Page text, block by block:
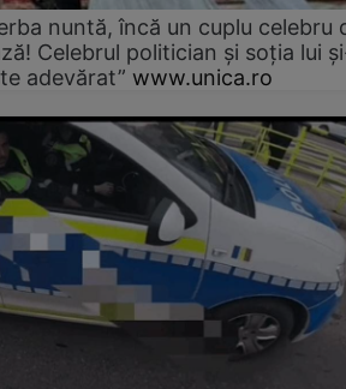
nuntă, încă un cuplu celebru
Celebrul politician și soția lui
adevărat” www.unica.ro